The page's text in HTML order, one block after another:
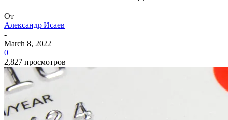
От
Александр Исаев
-
March 8, 2022
0
2,827 просмотров